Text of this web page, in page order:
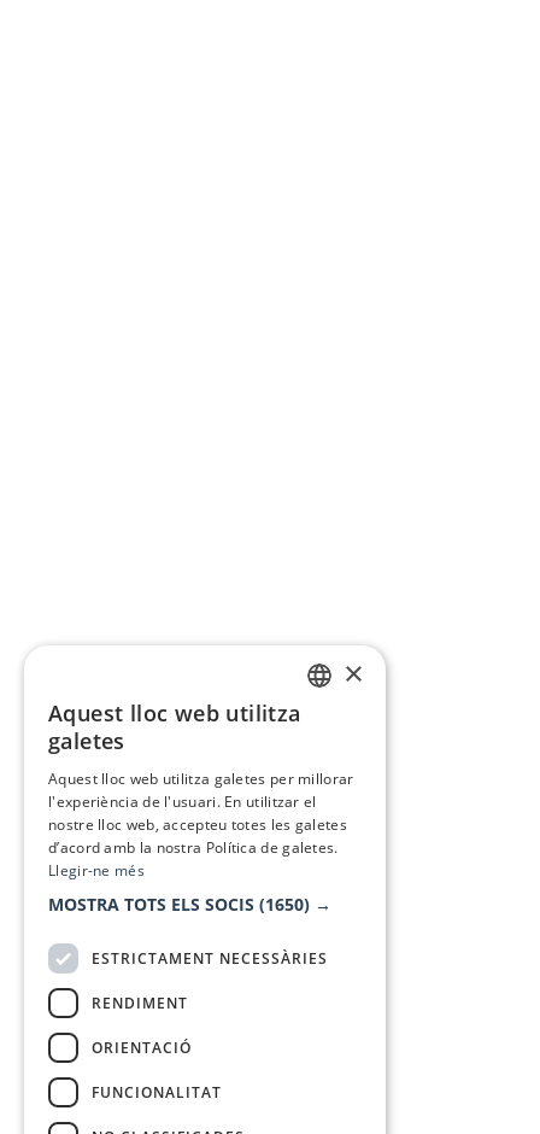
×
Aquest lloc web utilitza
galetes
Aquest lloc web utilitza galetes per millorar
l'experiència de l'usuari. En utilitzar el
nostre lloc web, accepteu totes les galetes
d’acord amb la nostra Política de galetes.
Llegir-ne més
MOSTRA TOTS ELS SOCIS (1650) →
ESTRICTAMENT NECESSÀRIES
RENDIMENT
ORIENTACIÓ
FUNCIONALITAT